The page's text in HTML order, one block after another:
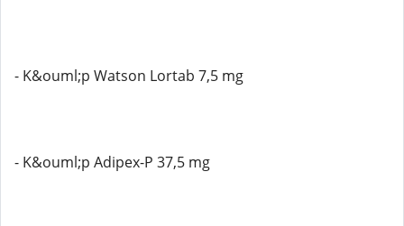
- K&ouml;p Watson Lortab 7,5 mg
- K&ouml;p Adipex-P 37,5 mg